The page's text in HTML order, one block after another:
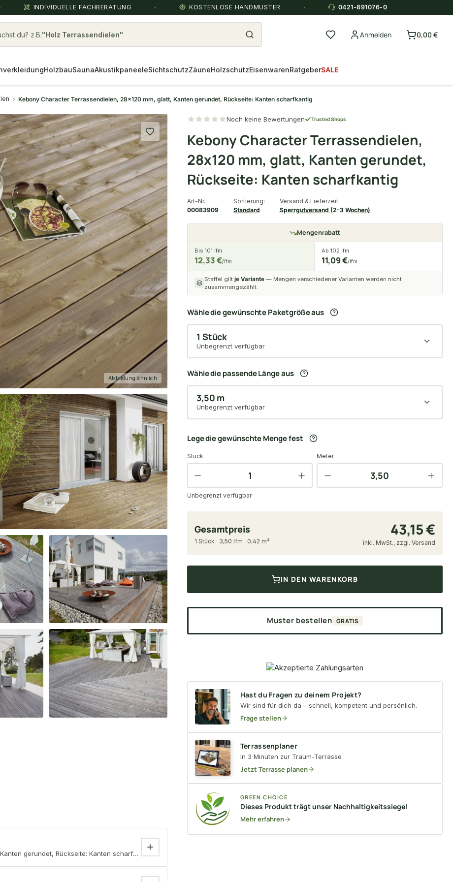
INDIVIDUELLE FACHBERATUNG KOSTENLOSE HANDMUSTER 0421-691076-0
du? z.B. Holz Terrassendielen hellbraun
Sekunden daspassende Produkt.
Anmelden 0,00 €
HolzbauSaunaAkustikpaneeleSichtschutzZäuneHolzschutzEisenwarenRatgeberSALE
Kebony Character Terrassendielen, 28x120 mm, glatt, Kanten gerundet, Rückseite: Kanten scharfkantig
Abbildung ähnlich
gerundet, Rückseite: Kanten scharfkantig
Noch keine Bewertungen Trusted Shops
Kebony Character Terrassendielen,
28x120 mm, glatt, Kanten gerundet,
Rückseite: Kanten scharfkantig
Art-Nr.:
00083909
Sortierung:
Standard
Versand & Lieferzeit:
Sperrgutversand (2-3 Wochen)
Mengenrabatt
Bis 101 lfm
12,33 €/lfm
Ab 102 lfm
11,09 €/lfm
Staffel gilt je Variante— Mengen verschiedener Varianten werden nicht
zusammengezählt.
Wähle die gewünschte Paketgröße aus
1 Stück
Unbegrenzt verfügbar
Wähle die passende Länge aus
3,50 m
Unbegrenzt verfügbar
Lege die gewünschte Menge fest
Stück Meter
Unbegrenzt verfügbar
Gesamtpreis 43,15 €
1 Stück · 3,50 lfm · 0,42 m² inkl. MwSt., zzgl. Versand
IN DEN WARENKORB
Muster bestellen GRATIS
Hast du Fragen zu deinem Projekt?
Wir sind für dich da – schnell, kompetent und persönlich.
Frage stellen
Terrassenplaner
In 3 Minuten zur Traum-Terrasse
Jetzt Terrasse planen
GREEN CHOICE
Dieses Produkt trägt unser Nachhaltigkeitssiegel
Mehr erfahren